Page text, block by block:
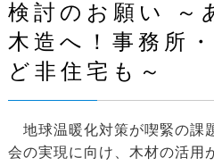
検討のお願い ～
木造へ！事務所
ど非住宅も～
地球温暖化対策が喫緊の課
会の実現に向け、木材の活用